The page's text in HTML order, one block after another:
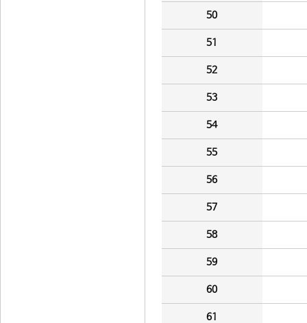
50
51
52
53
54
55
56
57
58
59
60
61